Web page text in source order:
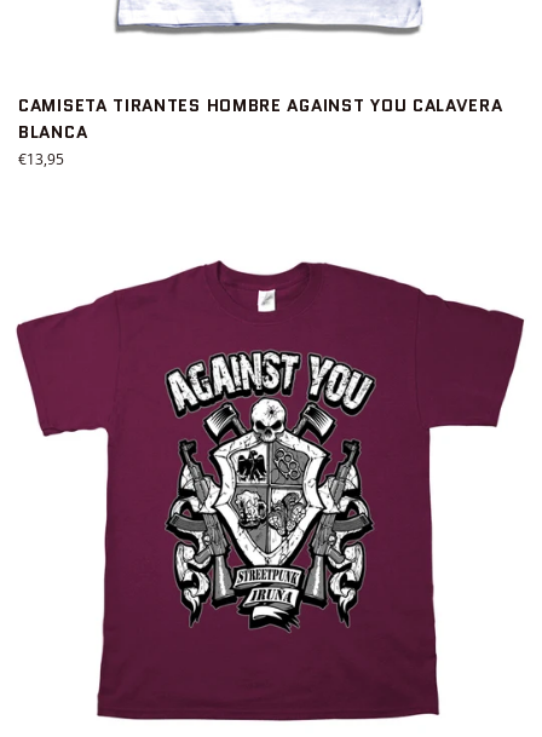
CAMISETA TIRANTES HOMBRE AGAINST YOU CALAVERA
BLANCA
Precio
€13,95